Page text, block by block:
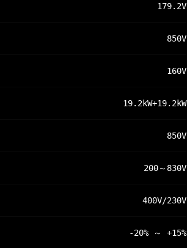
179.2V
850V
160V
19.2kW+19.2kW
850V
200～830V
400V/230V
-20% ～ +15%